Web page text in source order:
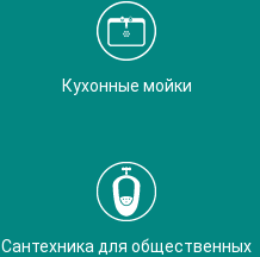
Кухонные мойки
Сантехника для общественных